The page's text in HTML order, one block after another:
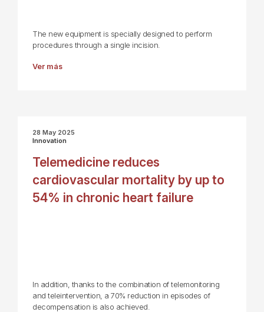
The new equipment is specially designed to perform
procedures through a single incision.
Ver más
28 May 2025
Innovation
Telemedicine reduces
cardiovascular mortality by up to
54% in chronic heart failure
In addition, thanks to the combination of telemonitoring
and teleintervention, a 70% reduction in episodes of
decompensation is also achieved.